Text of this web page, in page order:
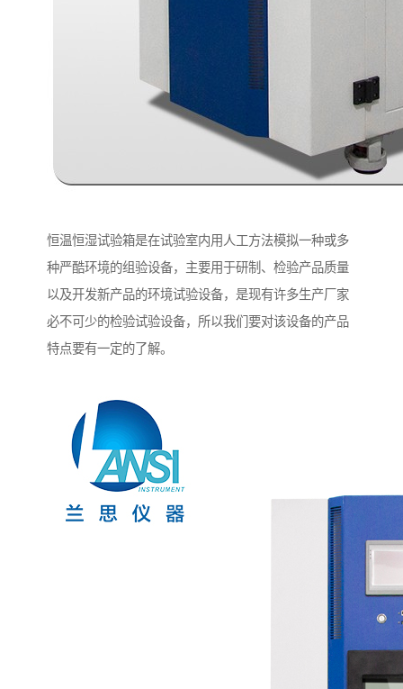
恒温恒湿试验箱是在试验室内用人工方法模拟一种或多
种严酷环境的组验设备，主要用于研制、检验产品质量
以及开发新产品的环境试验设备，是现有许多生产厂家
必不可少的检验试验设备，所以我们要对该设备的产品
特点要有一定的了解。